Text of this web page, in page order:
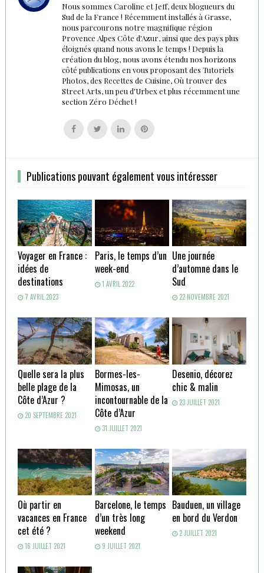
Nous sommes Caroline et Jeff, deux blogueurs du
Sud de la France ! Récemment installés à Grasse,
nous parcourons notre magnifique région
Provence Alpes Côte d'Azur, ainsi que des pays plus
éloignés quand nous avons le temps ! Depuis la
création du blog, nous avons étendu nos horizons
côté publications en vous proposant des Tutoriels
Photos, des Recettes de Cuisine, Où trouver des
Street Arts, un peu d'Urbex et plus récemment une
section Zéro Déchet !
Follow
us
Follow
us
Follow
us
Follow
us
Publications pouvant également vous intéresser
Voyager en France :
idées de
destinations
7 AVRIL 2023
Paris, le temps d’un
week-end
1 AVRIL 2022
Une journée
d’automne dans le
Sud
22 NOVEMBRE 2021
Quelle sera la plus
belle plage de la
Côte d’Azur ?
20 SEPTEMBRE 2021
Bormes-les-
Mimosas, un
incontournable de la
Côte d’Azur
31 JUILLET 2021
Desenio, décorez
chic & malin
23 JUILLET 2021
Où partir en
vacances en France
cet été ?
16 JUILLET 2021
Barcelone, le temps
d’un très long
weekend
9 JUILLET 2021
Bauduen, un village
en bord du Verdon
2 JUILLET 2021